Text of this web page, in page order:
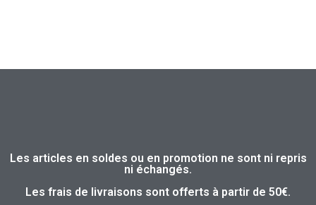
Les articles en soldes ou en promotion ne sont ni repris
ni échangés.
Les frais de livraisons sont offerts à partir de 50€.